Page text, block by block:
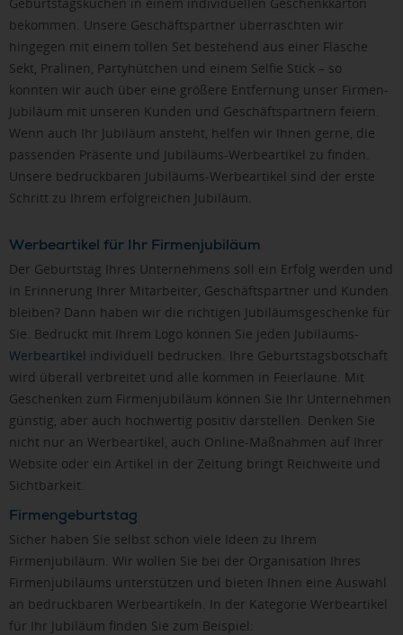
bekommen. Unsere Geschäftspartner überraschten wir
hingegen mit einem tollen Set bestehend aus einer Flasche
Sekt, Pralinen, Partyhütchen und einem Selfie Stick – so
konnten wir auch über eine größere Entfernung unser Firmen-
Jubiläum mit unseren Kunden und Geschäftspartnern feiern.
Wenn auch Ihr Jubiläum ansteht, helfen wir Ihnen gerne, die
passenden Präsente und Jubiläums-Werbeartikel zu finden.
Unsere bedruckbaren Jubiläums-Werbeartikel sind der erste
Schritt zu Ihrem erfolgreichen Jubiläum.
Werbeartikel für Ihr Firmenjubiläum
Der Geburtstag Ihres Unternehmens soll ein Erfolg werden und
in Erinnerung Ihrer Mitarbeiter, Geschäftspartner und Kunden
bleiben? Dann haben wir die richtigen Jubiläumsgeschenke für
Sie. Bedruckt mit Ihrem Logo können Sie jeden Jubiläums-
Werbeartikel individuell bedrucken. Ihre Geburtstagsbotschaft
wird überall verbreitet und alle kommen in Feierlaune. Mit
Geschenken zum Firmenjubiläum können Sie Ihr Unternehmen
günstig, aber auch hochwertig positiv darstellen. Denken Sie
nicht nur an Werbeartikel, auch Online-Maßnahmen auf Ihrer
Website oder ein Artikel in der Zeitung bringt Reichweite und
Sichtbarkeit.
Firmengeburtstag
Sicher haben Sie selbst schon viele Ideen zu Ihrem
Firmenjubiläum. Wir wollen Sie bei der Organisation Ihres
Firmenjubiläums unterstützen und bieten Ihnen eine Auswahl
an bedruckbaren Werbeartikeln. In der Kategorie Werbeartikel
für Ihr Jubiläum finden Sie zum Beispiel: